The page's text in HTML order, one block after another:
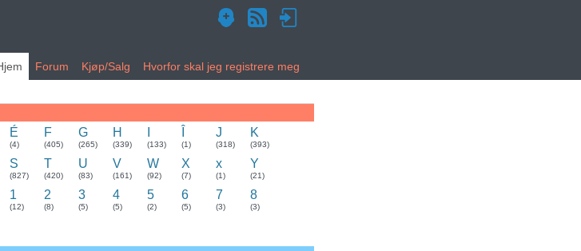
Forum Kjøp/Salg Hvorfor skal jeg registrere meg
É
(4)
F
(405)
G
(265)
H
(339) (133) (1)
J
(318)
K
(393)
S
(827)
T
(420)
U
(83)
V
(161)
W
(92)
X
(7)
x
(1)
Y
(21)
1
(12)
2
(8)
3
(5)
4
(5)
5
(2)
6
(5)
7
(3)
8
(3)